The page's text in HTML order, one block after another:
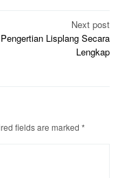
Next post
Pengertian Lisplang Secara
Lengkap
fields are marked *